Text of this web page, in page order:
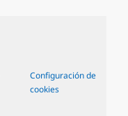
Configuración de
cookies